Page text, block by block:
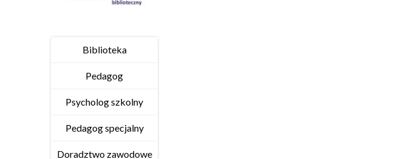
Biblioteka
Pedagog
Psycholog szkolny
Pedagog specjalny
Doradztwo zawodowe